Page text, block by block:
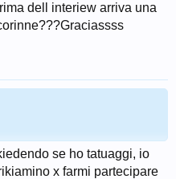
dell interiew arriva una
se ho tatuaggi, io
x farmi partecipare